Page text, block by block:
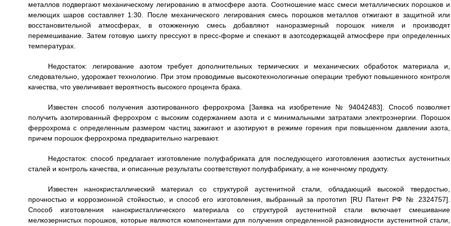
металлов подвергают механическому легированию в атмосфере азота. Соотношение масс смеси металлических порошков и
мелющих шаров составляет 1:30. После механического легирования смесь порошков металлов отжигают в защитной или
восстановительной атмосферах, в отожженную смесь добавляют наноразмерный порошок никеля и производят
перемешивание. Затем готовую шихту прессуют в пресс-форме и спекают в азотсодержащей атмосфере при определенных
температурах.
Недостаток: легирование азотом требует дополнительных термических и механических обработок материала и,
следовательно, удорожает технологию. При этом проводимые высокотехнологичные операции требуют повышенного контроля
качества, что увеличивает вероятность высокого процента брака.
Известен способ получения азотированного феррохрома [Заявка на изобретение № 94042483]. Способ позволяет
получить азотированный феррохром с высоким содержанием азота и с минимальными затратами электроэнергии. Порошок
феррохрома с определенным размером частиц зажигают и азотируют в режиме горения при повышенном давлении азота,
причем порошок феррохрома предварительно нагревают.
Недостаток: способ предлагает изготовление полуфабриката для последующего изготовления азотистых аустенитных
сталей и контроль качества, и описанные результаты соответствуют полуфабрикату, а не конечному продукту.
Известен нанокристаллический материал со структурой аустенитной стали, обладающий высокой твердостью,
прочностью и коррозионной стойкостью, и способ его изготовления, выбранный за прототип [RU Патент РФ № 2324757].
Способ изготовления нанокристаллического материала со структурой аустенитной стали включает смешивание
мелкозернистых порошков, которые являются компонентами для получения определенной разновидности аустенитной стали,